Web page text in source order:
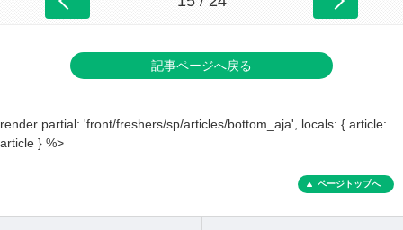
記事ページへ戻る
render partial: 'front/freshers/sp/articles/bottom_aja', locals: { article:
article } %>
ページトップへ